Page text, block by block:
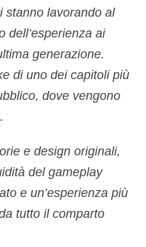
stanno lavorando al
dell’esperienza ai
generazione.
di uno dei capitoli più
dove vengono
e design originali,
del gameplay
e un’esperienza più
tutto il comparto